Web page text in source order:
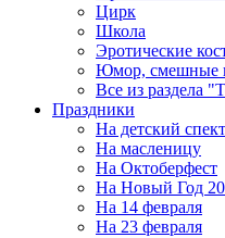
Цирк
Школа
Эротические
Юмор, смешные
Все из раздела
Праздники
На детский
На масленицу
На Октоберфест
На Новый Год
На 14 февраля
На 23 февраля